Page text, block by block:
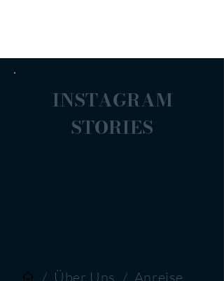
INSTAGRAM
STORIES
/ Über Uns / Anreise